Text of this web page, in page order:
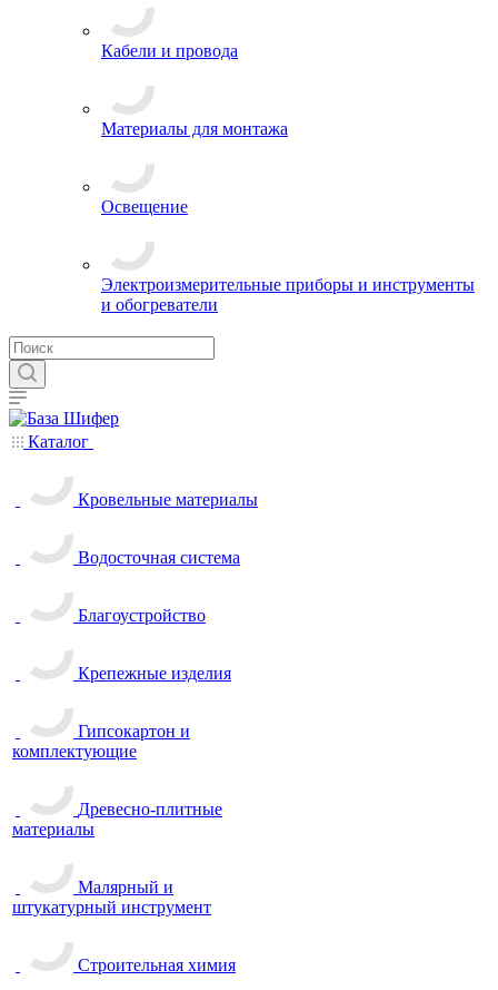
Кабели и провода
Материалы для монтажа
Освещение
Электроизмерительные приборы и инструменты
и обогреватели
Каталог
Кровельные материалы
Водосточная система
Благоустройство
Крепежные изделия
Гипсокартон и
комплектующие
Древесно-плитные
материалы
Малярный и
штукатурный инструмент
Строительная химия